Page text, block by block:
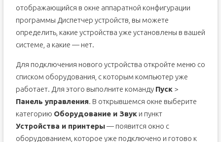
отображающийся в окне аппаратной конфигурации
программы Диспетчер устройств, вы можете
определить, какие устройства уже установлены в вашей
системе, а какие — нет.
Для подключения нового устройства откройте меню со
списком оборудования, с которым компьютер уже
работает. Для этого выполните команду Пуск>
Панель управления. В открывшемся окне выберите
категорию Оборудование и Звуки пункт
Устройства и принтеры— появится окно с
оборудованием, которое уже подключено и готово к